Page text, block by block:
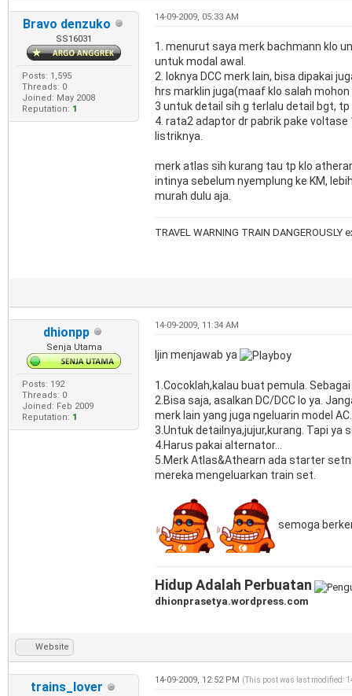
Bravo denzuko
SS16031
Posts: 1,595
Threads: 0
Joined: May 2008
Reputation: 1
14-09-2009, 05:33 AM
1. menurut saya merk bachmann klo
untuk modal awal.
2. loknya DCC merk lain, bisa dipakai
hrs marklin juga(maaf klo salah
3 untuk detail sih g terlalu detail bgt, tp
4. rata2 adaptor dr pabrik pake
listriknya.
merk atlas sih kurang tau tp klo
intinya sebelum nyemplung ke KM,
murah dulu aja.
TRAVEL WARNING TRAIN DANGEROUSLY
dhionpp
Senja Utama
Posts: 192
Threads: 0
Joined: Feb 2009
Reputation: 1
14-09-2009, 11:34 AM
Ijin menjawab ya
1.Cocoklah,kalau buat pemula.
2.Bisa saja, asalkan DC/DCC lo ya.
merk lain yang juga ngeluarin model AC.
3.Untuk detailnya,jujur,kurang. Tapi ya
4.Harus pakai alternator...
5.Merk Atlas&Athearn ada starter
mereka mengeluarkan train set.
semoga
Hidup Adalah Perbuatan
dhionprasetya.wordpress.com
Website
trains_lover 14-09-2009, 12:52 PM (This post was last modified: